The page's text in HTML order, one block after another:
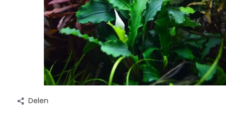
Delen